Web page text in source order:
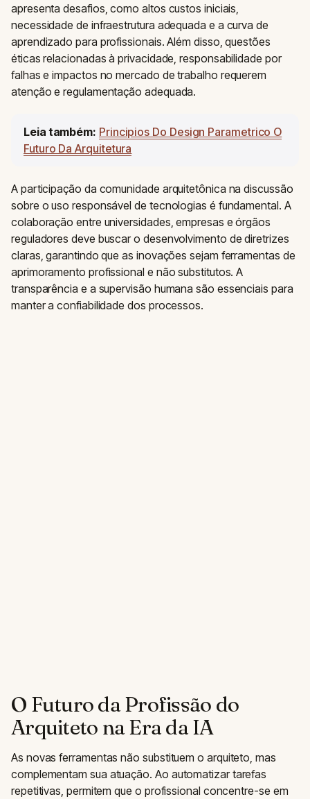
apresenta desafios, como altos custos iniciais,
necessidade de infraestrutura adequada e a curva de
aprendizado para profissionais. Além disso, questões
éticas relacionadas à privacidade, responsabilidade por
falhas e impactos no mercado de trabalho requerem
atenção e regulamentação adequada.
Leia também: Principios Do Design Parametrico O
Futuro Da Arquitetura
A participação da comunidade arquitetônica na discussão
sobre o uso responsável de tecnologias é fundamental. A
colaboração entre universidades, empresas e órgãos
reguladores deve buscar o desenvolvimento de diretrizes
claras, garantindo que as inovações sejam ferramentas de
aprimoramento profissional e não substitutos. A
transparência e a supervisão humana são essenciais para
manter a confiabilidade dos processos.
O Futuro da Profissão do
Arquiteto na Era da IA
As novas ferramentas não substituem o arquiteto, mas
complementam sua atuação. Ao automatizar tarefas
repetitivas, permitem que o profissional concentre-se em